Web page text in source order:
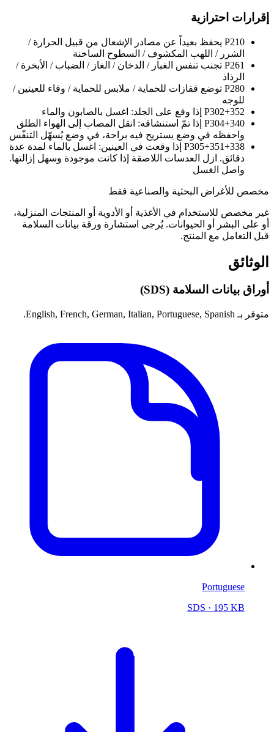
إقرارات احترازية
P210 يحفظ بعيداً عن مصادر الإشعال من قبيل الحرارة /
الشرر / اللهب المكشوف / السطوح الساخنة
P261 تجنب تنفس الغبار / الدخان / الغاز / الضباب / الأبخرة /
الرذاذ
P280 توضع قفازات للحماية / ملابس للحماية / وقاء للعينين /
للوجه
P302+352 إذا وقع على الجلد: اغسل بالصابون والماء
P304+340 إذا تمّ استنشاقه: انقل المصاب إلى الهواء الطلق
واحفظه في وضع يستريح فيه براحة، في وضع يُسهّل التنفّس
P305+351+338 إذا وقعت في العينين: اغسل بالماء لمدة عدة
دقائق. ازل العدسات اللاصقة إذا كانت موجودة وسهل إزالتها.
واصل الغسل
مخصص للأغراض البحثية والصناعية فقط
غير مخصص للاستخدام في الأغذية أو الأدوية أو المنتجات المنزلية،
أو على البشر أو الحيوانات. يُرجى استشارة ورقة بيانات السلامة
قبل التعامل مع المنتج.
الوثائق
أوراق بيانات السلامة (SDS)
متوفر بـ English, French, German, Italian, Portuguese, Spanish.
Portuguese
SDS · 195 KB